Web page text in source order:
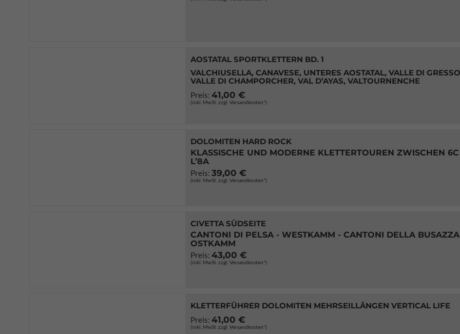
AOSTATAL SPORTKLETTERN BD. 1
VALCHIUSELLA, CANAVESE, UNTERES AOSTATAL, VALLE DI
VALLE DI CHAMPORCHER, VAL D’AYAS, VALTOURNENCHE
Preis: 41,00 €
(inkl. MwSt. zzgl. Versandkosten*)
DOLOMITEN HARD ROCK
KLASSISCHE UND MODERNE KLETTERTOUREN ZWISCHEN
L’8A
Preis: 39,00 €
(inkl. MwSt. zzgl. Versandkosten*)
CIVETTA SÜDSEITE
CANTONI DI PELSA - WESTKAMM - CANTONI DELLA
OSTKAMM
Preis: 43,00 €
(inkl. MwSt. zzgl. Versandkosten*)
KLETTERFÜHRER DOLOMITEN MEHRSEILLÄNGEN VERTICAL LIFE
Preis: 41,00 €
(inkl. MwSt. zzgl. Versandkosten*)